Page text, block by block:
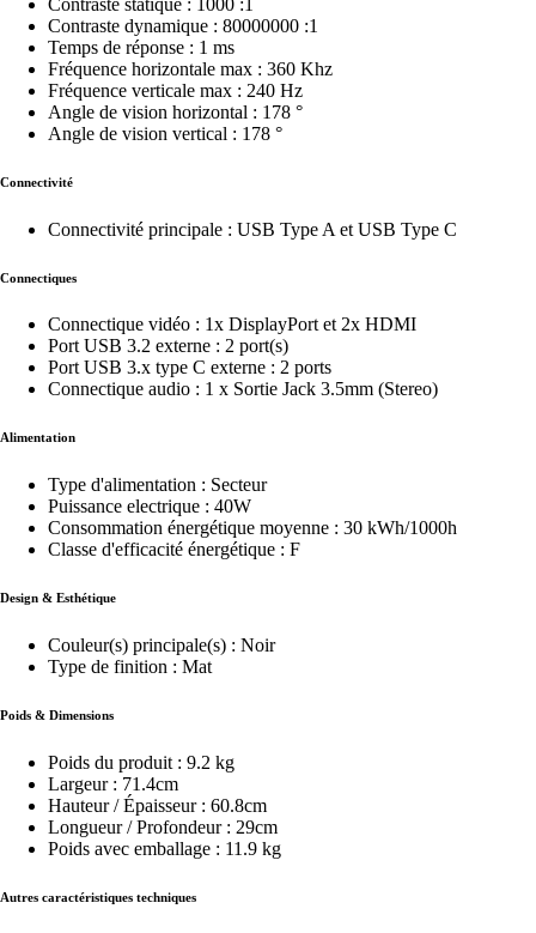
Contraste dynamique : 80000000 :1
Temps de réponse : 1 ms
Fréquence horizontale max : 360 Khz
Fréquence verticale max : 240 Hz
Angle de vision horizontal : 178 °
Angle de vision vertical : 178 °
Connectivité
Connectivité principale : USB Type A et USB Type C
Connectiques
Connectique vidéo : 1x DisplayPort et 2x HDMI
Port USB 3.2 externe : 2 port(s)
Port USB 3.x type C externe : 2 ports
Connectique audio : 1 x Sortie Jack 3.5mm (Stereo)
Alimentation
Type d'alimentation : Secteur
Puissance electrique : 40W
Consommation énergétique moyenne : 30 kWh/1000h
Classe d'efficacité énergétique : F
Design & Esthétique
Couleur(s) principale(s) : Noir
Type de finition : Mat
Poids & Dimensions
Poids du produit : 9.2 kg
Largeur : 71.4cm
Hauteur / Épaisseur : 60.8cm
Longueur / Profondeur : 29cm
Poids avec emballage : 11.9 kg
Autres caractéristiques techniques